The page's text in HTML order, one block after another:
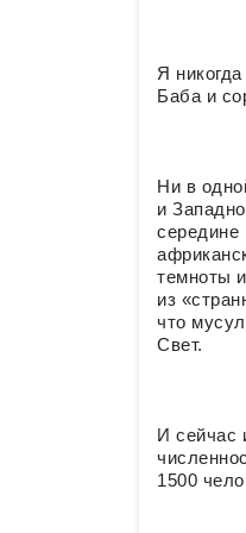
Я
Баба и
Ни в
и
середине
темноты
из
что
Свет.
И сейчас
1500